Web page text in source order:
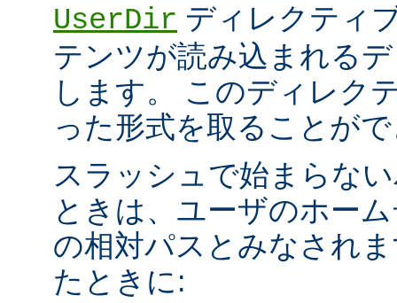
UserDir ディレクティ
テンツが読み込まれる
します。 このディレク
った形式を取ることが
スラッシュで始まらな
ときは、ユーザのホー
の相対パスとみなされ
たときに: